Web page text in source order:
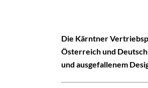
Die Kärntner
Österreich und
und ausgefallenem